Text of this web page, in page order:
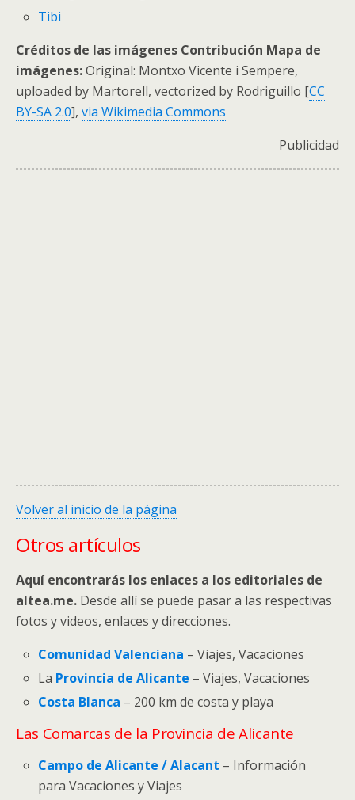
Tibi
Créditos de las imágenes Contribución Mapa de
imágenes:Original: Montxo Vicente i Sempere,
uploaded by Martorell, vectorized by Rodriguillo [CC
BY-SA 2.0], via Wikimedia Commons
Publicidad
Volver al inicio de la página
Otros artículos
Aquí encontrarás los enlaces a los editoriales de
altea.me. Desde allí se puede pasar a las respectivas
fotos y videos, enlaces y direcciones.
Comunidad Valenciana – Viajes, Vacaciones
La Provincia de Alicante – Viajes, Vacaciones
Costa Blanca – 200 km de costa y playa
Las Comarcas de la Provincia de Alicante
Campo de Alicante / Alacant – Información
para Vacaciones y Viajes